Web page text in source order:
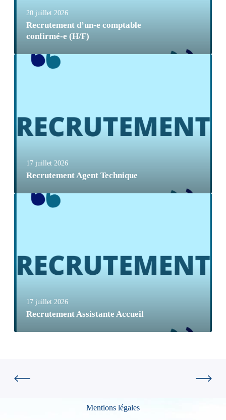
20 juillet 2026
Recrutement d’un-e comptable
confirmé-e (H/F)
17 juillet 2026
Recrutement Agent Technique
17 juillet 2026
Recrutement Assistante Accueil
Mentions légales